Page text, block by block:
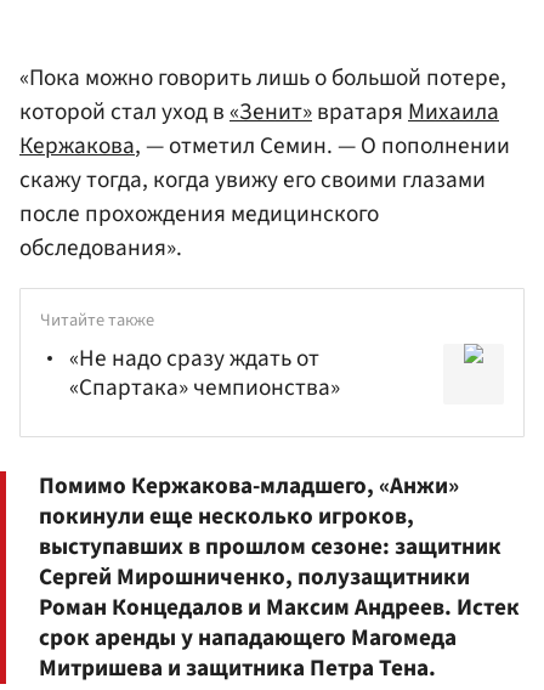
«Пока можно говорить лишь о большой потере,
которой стал уход в«Зенит»вратаряМихаила
Кержакова, — отметил Семин. — О пополнении
скажу тогда, когда увижу его своими глазами
после прохождения медицинского
обследования».
Читайте также
«Не надо сразу ждать от
«Спартака» чемпионства»
Помимо Кержакова-младшего, «Анжи»
покинули еще несколько игроков,
выступавших в прошлом сезоне: защитник
Сергей Мирошниченко, полузащитники
Роман Концедалови Максим Андреев. Истек
срок аренды у нападающего Магомеда
Митришева и защитника Петра Тена.